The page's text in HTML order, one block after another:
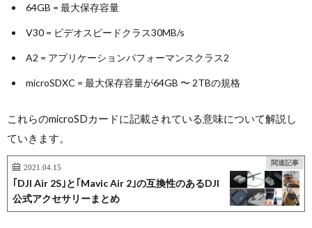
64GB = 最大保存容量
V30 = ビデオスピードクラス30MB/s
A2 = アプリケーションパフォーマンスクラス2
microSDXC = 最大保存容量が64GB 〜 2TBの規格
これらのmicroSDカードに記載されている意味について解説し
ていきます。
関連記事
2021.04.15
｢DJI Air 2S｣と｢Mavic Air 2｣の互換性のあるDJI
公式アクセサリーまとめ